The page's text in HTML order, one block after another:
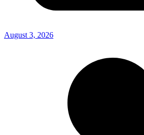
August 3, 2026